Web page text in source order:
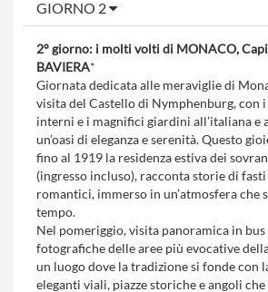
GIORNO 2
2° giorno: i molti volti di MONACO,
BAVIERA*
Giornata dedicata alle meraviglie di
visita del Castello di Nymphenburg, con
interni e i magnifici giardini all’italiana e
un’oasi di eleganza e serenità. Questo
fino al 1919 la residenza estiva dei
(ingresso incluso), racconta storie di fasti
romantici, immerso in un’atmosfera che
tempo.
Nel pomeriggio, visita panoramica in bus
fotografiche delle aree più evocative
un luogo dove la tradizione si fonde con
eleganti viali, piazze storiche e angoli